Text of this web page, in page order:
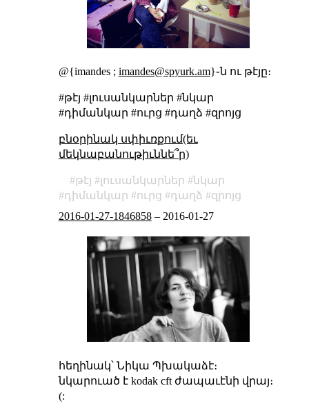
@{imandes ; imandes@spyurk.am}֊ն ու թէյը։
#թէյ #լուսանկարներ #նկար
#դիմանկար #ուրց #դաղձ #զրոյց
բնօրինակ սփիւռքում(եւ
մեկնաբանութիւննե՞ր)
թէյ լուսանկարներ
նկար
դիմանկար
ուրց դաղձ
զրոյց
2016-01-27-1846858– 2016-01-27
հեղինակ՝ Նիկա Պխակաձէ։
նկարուած է kodak cft ժապաւէնի վրայ։
(: